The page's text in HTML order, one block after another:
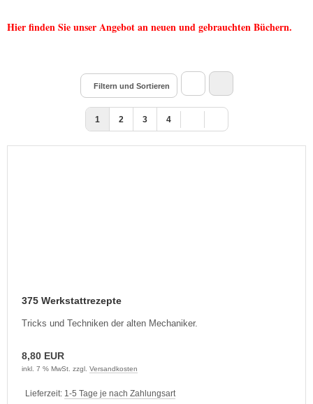
Hier finden Sie unser Angebot an neuen und gebrauchten Büchern.
Filtern und Sortieren
1 2 3 4
375 Werkstattrezepte
Tricks und Techniken der alten Mechaniker.
8,80 EUR
inkl. 7 % MwSt. zzgl. Versandkosten
Lieferzeit: 1-5 Tage je nach Zahlungsart